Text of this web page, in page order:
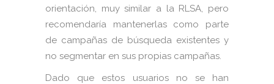
orientación, muy similar a la RLSA, pero
recomendaría mantenerlas como parte
de campañas de búsqueda existentes y
no segmentar en sus propias campañas.
Dado que estos usuarios no se han